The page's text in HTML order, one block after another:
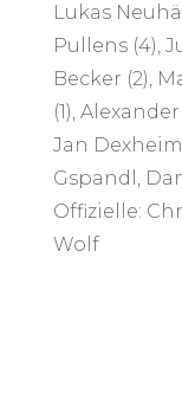
Lukas
Pullens (4),
Becker (2),
(1),
Jan
Gspandl,
Offizielle:
Wolf